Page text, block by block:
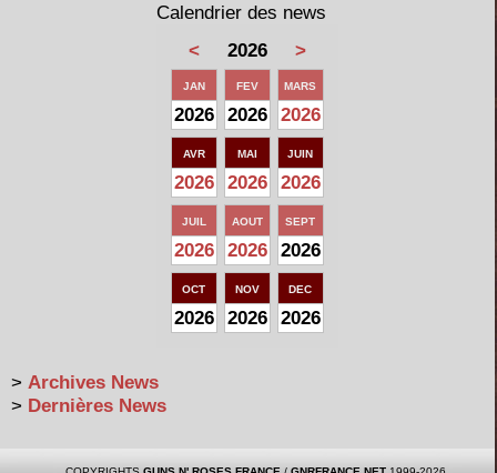
Calendrier des news
<
2026 >
JAN
2026
FEV
2026
MARS
2026
AVR
2026
MAI
2026
JUIN
2026
JUIL
2026
AOUT
2026
SEPT
2026
OCT
2026
NOV
2026
DEC
2026
> Archives News
> Dernières News